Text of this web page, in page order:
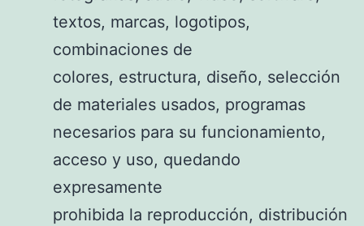
textos, marcas, logotipos,
combinaciones de
colores, estructura, diseño, selección
de materiales usados, programas
necesarios para su funcionamiento,
acceso y uso, quedando
expresamente
prohibida la reproducción, distribución